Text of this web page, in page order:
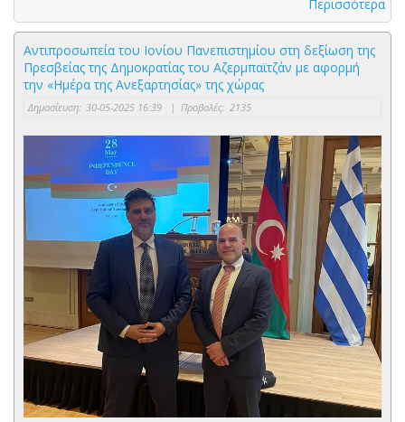
Περισσότερα
Αντιπροσωπεία του Ιονίου Πανεπιστημίου στη δεξίωση της
Πρεσβείας της Δημοκρατίας του Αζερμπαϊτζάν με αφορμή
την «Ημέρα της Ανεξαρτησίας» της χώρας
Δημοσίευση: 30-05-2025 16:39 | Προβολές: 2135